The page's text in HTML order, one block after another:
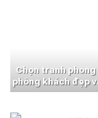
Chọn tranh
phòng khách đẹp